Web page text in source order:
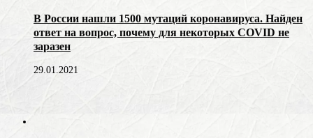
В России нашли 1500 мутаций коронавируса. Найден
ответ на вопрос, почему для некоторых COVID не
заразен
29.01.2021